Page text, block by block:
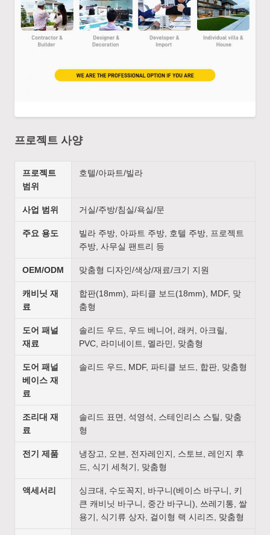
프로젝트 사양
프로젝트
범위
호텔/아파트/빌라
사업 범위 거실/주방/침실/욕실/문
주요 용도
빌라 주방, 아파트 주방, 호텔 주방, 프로젝트
주방, 사무실 팬트리 등
OEM/ODM 맞춤형 디자인/색상/재료/크기 지원
캐비닛 재
료
합판(18mm), 파티클 보드(18mm), MDF, 맞
춤형
도어 패널
재료
솔리드 우드, 우드 베니어, 래커, 아크릴,
PVC, 라미네이트, 멜라민, 맞춤형
도어 패널
베이스 재
료
솔리드 우드, MDF, 파티클 보드, 합판, 맞춤형
조리대 재
료
솔리드 표면, 석영석, 스테인리스 스틸, 맞춤
형
전기 제품
냉장고, 오븐, 전자레인지, 스토브, 레인지 후
드, 식기 세척기, 맞춤형
액세서리
싱크대, 수도꼭지, 바구니(베이스 바구니, 키
큰 캐비닛 바구니, 중간 바구니), 쓰레기통, 쌀
용기, 식기류 상자, 걸이형 랙 시리즈, 맞춤형